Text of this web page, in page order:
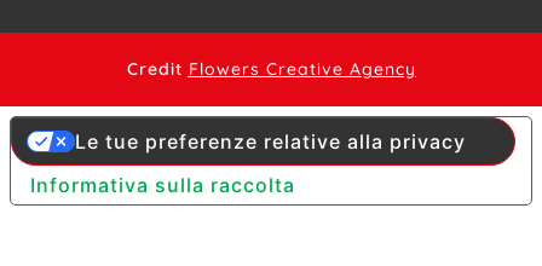
Credit Flowers Creative Agency
Informativa sulla raccolta
Le tue preferenze relative alla privacy